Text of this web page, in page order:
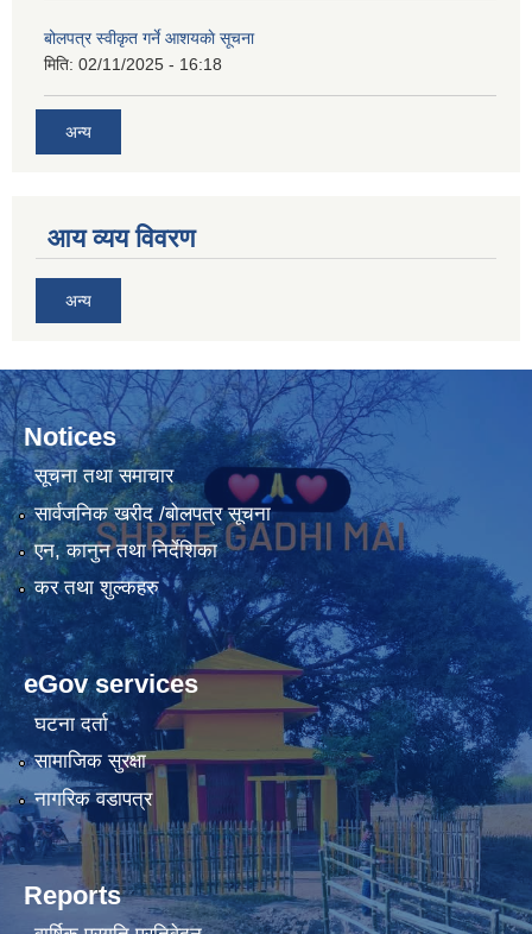
बोलपत्र स्वीकृत गर्ने आशयकाे सूचना
मिति: 02/11/2025 - 16:18
अन्य
आय व्यय विवरण
अन्य
Notices
सूचना तथा समाचार
सार्वजनिक खरीद /बोलपत्र सूचना
एन, कानुन तथा निर्देशिका
कर तथा शुल्कहरु
eGov services
घटना दर्ता
सामाजिक सुरक्षा
नागरिक वडापत्र
Reports